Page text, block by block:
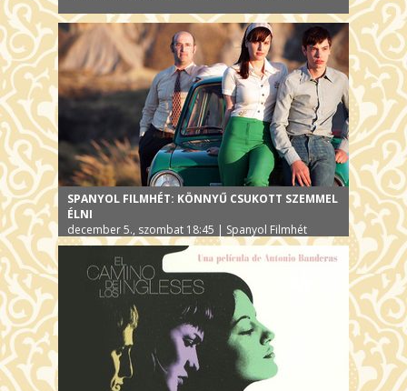
SPANYOL FILMHÉT: KÖNNYŰ CSUKOTT SZEMMEL
ÉLNI
december 5., szombat 18:45 | Spanyol Filmhét